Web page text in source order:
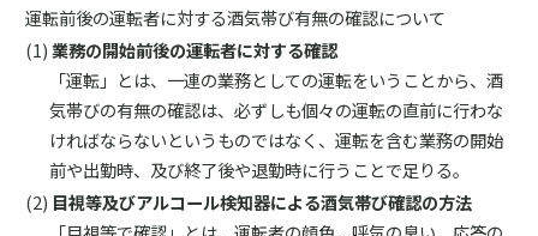
運転前後の運転者に対する酒気帯び有無の確認について
業務の開始前後の運転者に対する確認
「運転」とは、一連の業務としての運転をいうことから、酒
気帯びの有無の確認は、必ずしも個々の運転の直前に行わな
ければならないというものではなく、運転を含む業務の開始
前や出勤時、及び終了後や退勤時に行うことで足りる。
目視等及びアルコール検知器による酒気帯び確認の方法